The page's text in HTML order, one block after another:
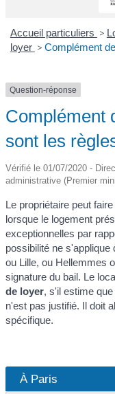
Accueil particuliers >
loyer > Complément
Question-réponse
Complément
sont les
Vérifié le 01/07/2020 -
administrative (Premier
Le propriétaire peut
lorsque le logement
exceptionnelles par
possibilité ne s'applique
ou Lille, ou Hellemmes
signature du bail. Le
de loyer, s'il estime
n'est pas justifié. Il doit
spécifique.
À Paris